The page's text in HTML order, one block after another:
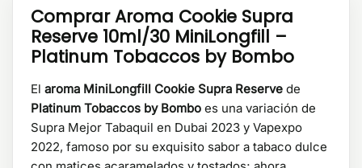
Comprar Aroma Cookie Supra
Reserve 10ml/30 MiniLongfill –
Platinum Tobaccos by Bombo
El aroma MiniLongfill Cookie Supra Reserve de
Platinum Tobaccos by Bombo es una variación de
Supra Mejor Tabaquil en Dubai 2023 y Vapexpo
2022, famoso por su exquisito sabor a tabaco dulce